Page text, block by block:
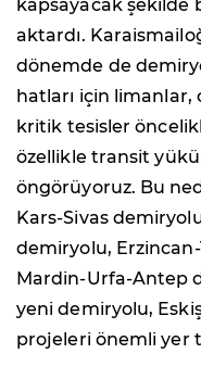
kapsayacak şekilde
aktardı.
dönemde de
hatları için limanlar,
kritik tesisler
özellikle transit
öngörüyoruz. Bu
Kars-Sivas
demiryolu,
Mardin-Urfa-Antep
yeni demiryolu,
projeleri önemli yer